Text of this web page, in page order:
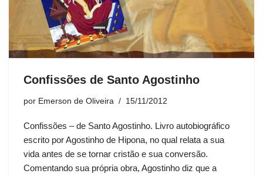
Confissões de Santo Agostinho
por Emerson de Oliveira 15/11/2012
Confissões – de Santo Agostinho. Livro autobiográfico
escrito por Agostinho de Hipona, no qual relata a sua
vida antes de se tornar cristão e sua conversão.
Comentando sua própria obra, Agostinho diz que a